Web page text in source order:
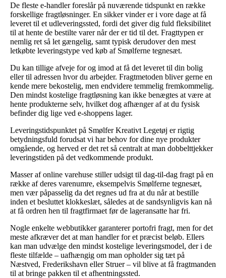
De fleste e-handler foreslår på nuværende tidspunkt en række
forskellige fragtløsninger. En sikker vinder er i vore dage at få
leveret til et udleveringssted, fordi det giver dig fuld fleksibilitet
til at hente de bestilte varer når der er tid til det. Fragttypen er
nemlig ret så let gængelig, samt typisk derudover den mest
letkøbte leveringstype ved køb af Smølferne tegnesæt.
Du kan tillige afveje for og imod at få det leveret til din bolig
eller til adressen hvor du arbejder. Fragtmetoden bliver gerne en
kende mere bekostelig, men endvidere temmelig fremkommelig.
Den mindst kostelige fragtløsning kan ikke benægtes at være at
hente produkterne selv, hvilket dog afhænger af at du fysisk
befinder dig lige ved e-shoppens lager.
Leveringstidspunktet på Smølfer Kreativt Legetøj er rigtig
betydningsfuld forudsat vi har behov for dine nye produkter
omgående, og herved er det ret så centralt at man dobbelttjekker
leveringstiden på det vedkommende produkt.
Masser af online varehuse stiller udsigt til dag-til-dag fragt på en
række af deres varenumre, eksempelvis Smølferne tegnesæt,
men vær påpasselig da det regnes ud fra at du når at bestille
inden et besluttet klokkeslæt, således at de sandsynligvis kan nå
at få ordren hen til fragtfirmaet før de lageransatte har fri.
Nogle enkelte webbutikker garanterer portofri fragt, men for det
meste afkræver det at man handler for et præcist beløb. Ellers
kan man udvælge den mindst kostelige leveringsmodel, der i de
fleste tilfælde – uafhængig om man opholder sig tæt på
Næstved, Frederikshavn eller Struer – vil blive at få fragtmanden
til at bringe pakken til et afhentningssted.